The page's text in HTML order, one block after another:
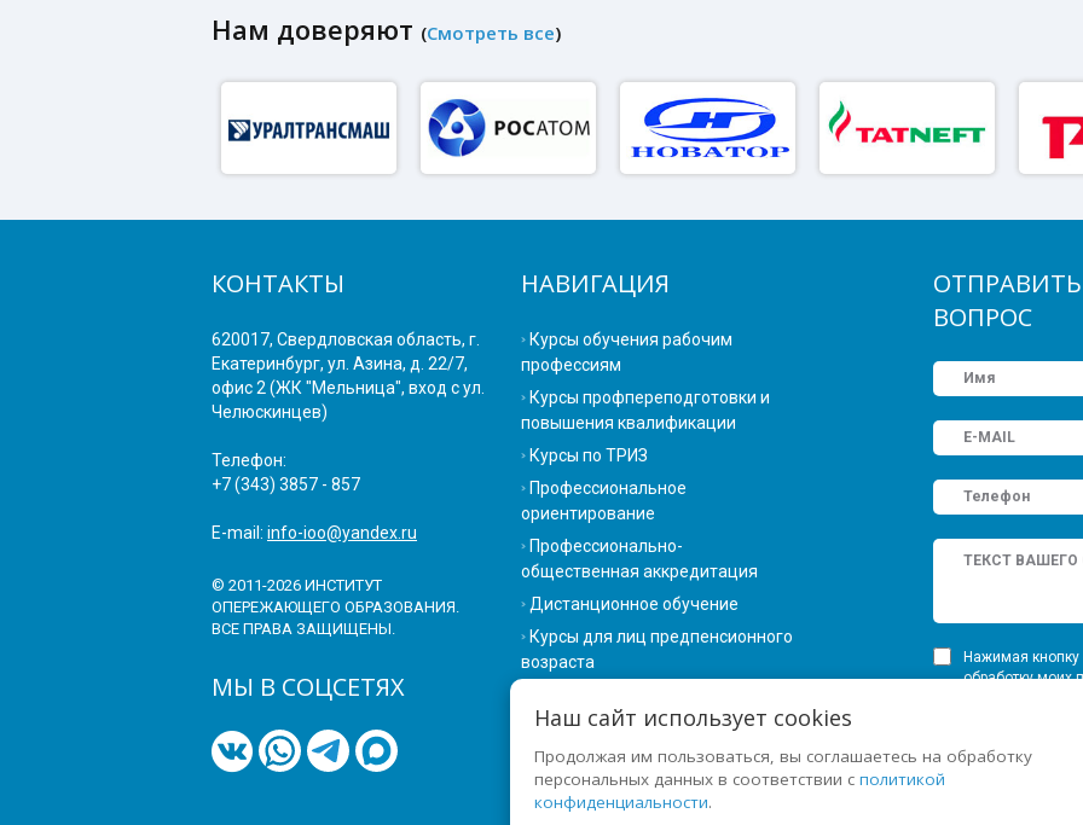
Нам доверяют (Смотреть все)
ВОПРОС
Нажимая кнопку
обработку моих
Федеральным
персональных
определенных
НАВИГАЦИЯ
Курсы обучения рабочим
профессиям
Курсы профпереподготовки и
повышения квалификации
Курсы по ТРИЗ
Профессиональное
ориентирование
Профессионально-
общественная аккредитация
Дистанционное обучение
Курсы для лиц предпенсионного
возраста
ПОМОЩЬ
Карта сайта
Поиск по сайту
КОНТАКТЫ
620017, Свердловская область, г.
Екатеринбург, ул. Азина, д. 22/7,
офис 2 (ЖК "Мельница", вход с ул.
Челюскинцев)
Телефон:
+7 (343) 3857 - 857
E-mail:info-ioo@yandex.ru
© 2011-2026 ИНСТИТУТ
ОПЕРЕЖАЮЩЕГО ОБРАЗОВАНИЯ.
ВСЕ ПРАВА ЗАЩИЩЕНЫ.
МЫ В СОЦСЕТЯХ
Наш сайт использует cookies
Продолжая им пользоваться, вы соглашаетесь на обработку
персональных данных в соответствии с политикой
конфиденциальности.